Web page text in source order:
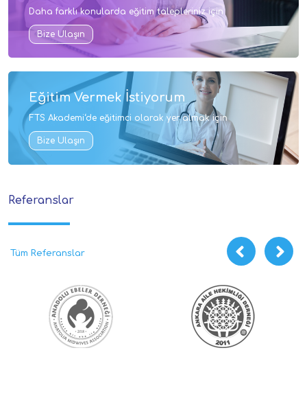
Daha farklı konularda eğitim talepleriniz için
Bize Ulaşın
Eğitim Vermek İstiyorum
FTS Akademi‘de eğitimci olarak yer almak için
Bize Ulaşın
Referanslar
Tüm Referanslar